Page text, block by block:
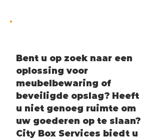
Bent u op zoek naar een
oplossing voor
meubelbewaring of
beveiligde opslag? Heeft
u niet genoeg ruimte om
uw goederen op te slaan?
City Box Services biedt u